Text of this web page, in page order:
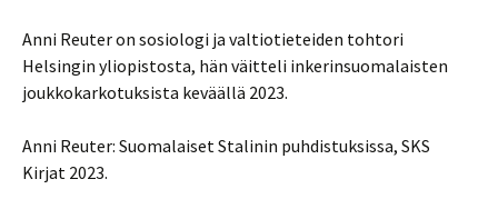
Anni Reuter on sosiologi ja valtiotieteiden tohtori
Helsingin yliopistosta, hän väitteli inkerinsuomalaisten
joukkokarkotuksista keväällä 2023.
Anni Reuter: Suomalaiset Stalinin puhdistuksissa, SKS
Kirjat 2023.